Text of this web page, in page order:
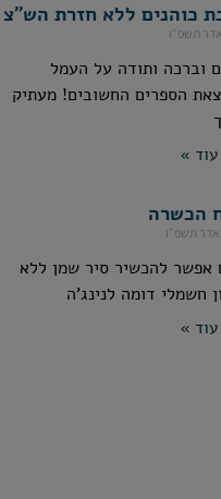
כוהנים ללא חזרת הש"צ
תשפ״ו
וברכה ותודה על העמל
הספרים החשובים! מעתיק
»
הכשרה
תשפ״ו
אפשר להכשיר סיר שמן ללא
חשמלי דומה לנינג'ה
»